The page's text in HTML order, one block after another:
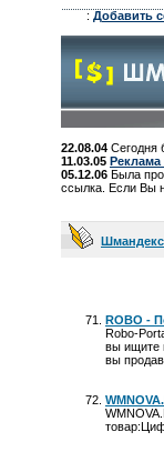
: Добавить
22.08.04 Сегодня
11.03.05 Реклама
05.12.06 Была
ссылка. Если Вы
ROBO -
Robo-
вы ищите
вы